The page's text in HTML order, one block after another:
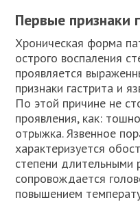
Первые признаки
Хроническая форма
острого воспаления
проявляется
признаки гастрита и
По этой причине не
проявления, как:
отрыжка. Язвенное
характеризуется
степени длительными
сопровождается
повышением